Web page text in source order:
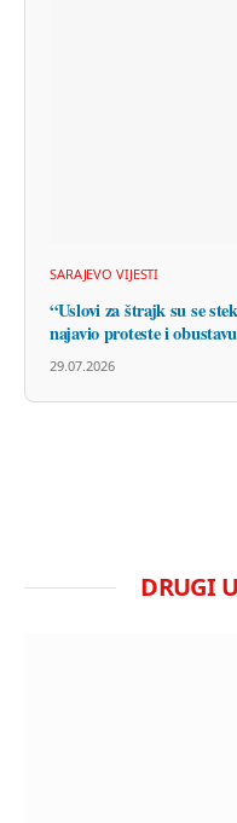
SARAJEVO VIJESTI
“Uslovi za štrajk su se
najavio proteste i
29.07.2026
DRUGI